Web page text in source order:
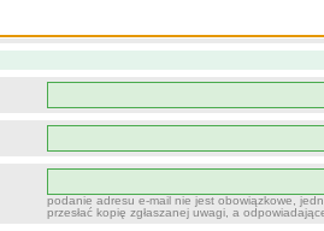
podanie adresu e-mail nie jest obowiązkowe,
przesłać kopię zgłaszanej uwagi, a